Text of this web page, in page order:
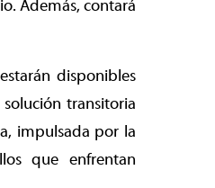
Además, contará
disponibles
transitoria
impulsada por la
que enfrentan